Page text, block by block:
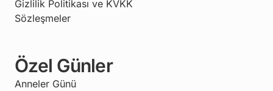
Gizlilik Politikası ve KVKK
Sözleşmeler
Özel Günler
Anneler Günü